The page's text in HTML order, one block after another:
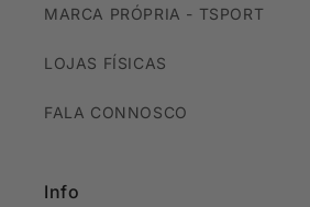
MARCA PRÓPRIA - TSPORT
LOJAS FÍSICAS
FALA CONNOSCO
Info